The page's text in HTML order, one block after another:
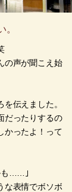
。
の声が聞こえ始
伝えました。
だったりするの
かったよ！って
も……｣
な表情でボソボ